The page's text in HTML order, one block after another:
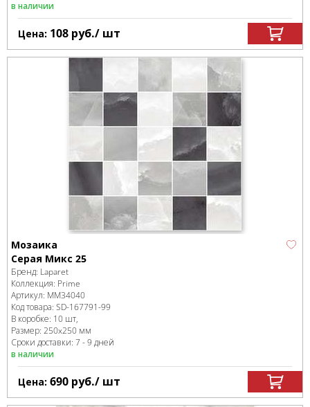
в наличии
Цена: 108 руб./ шт
Мозаика
Серая Микс 25
Бренд: Laparet
Коллекция: Prime
Артикул: MM34040
Код товара: SD-167791-99
В коробке: 10 шт,
Размер: 250x250 мм
Сроки доставки: 7 - 9 дней
в наличии
Цена: 690 руб./ шт